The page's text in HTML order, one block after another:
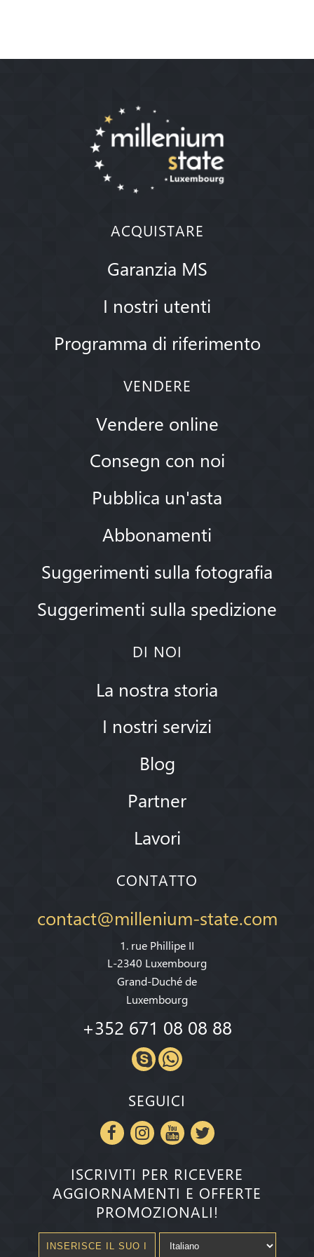
ACQUISTARE
Garanzia MS
I nostri utenti
Programma di riferimento
VENDERE
Vendere online
Consegn con noi
Pubblica un'asta
Abbonamenti
Suggerimenti sulla fotografia
Suggerimenti sulla spedizione
DI NOI
La nostra storia
I nostri servizi
Blog
Partner
Lavori
CONTATTO
contact@millenium-state.com
1. rue Phillipe II
L-2340 Luxembourg
Grand-Duché de
Luxembourg
+352 671 08 08 88
SEGUICI
ISCRIVITI PER RICEVERE
AGGIORNAMENTI E OFFERTE
PROMOZIONALI!